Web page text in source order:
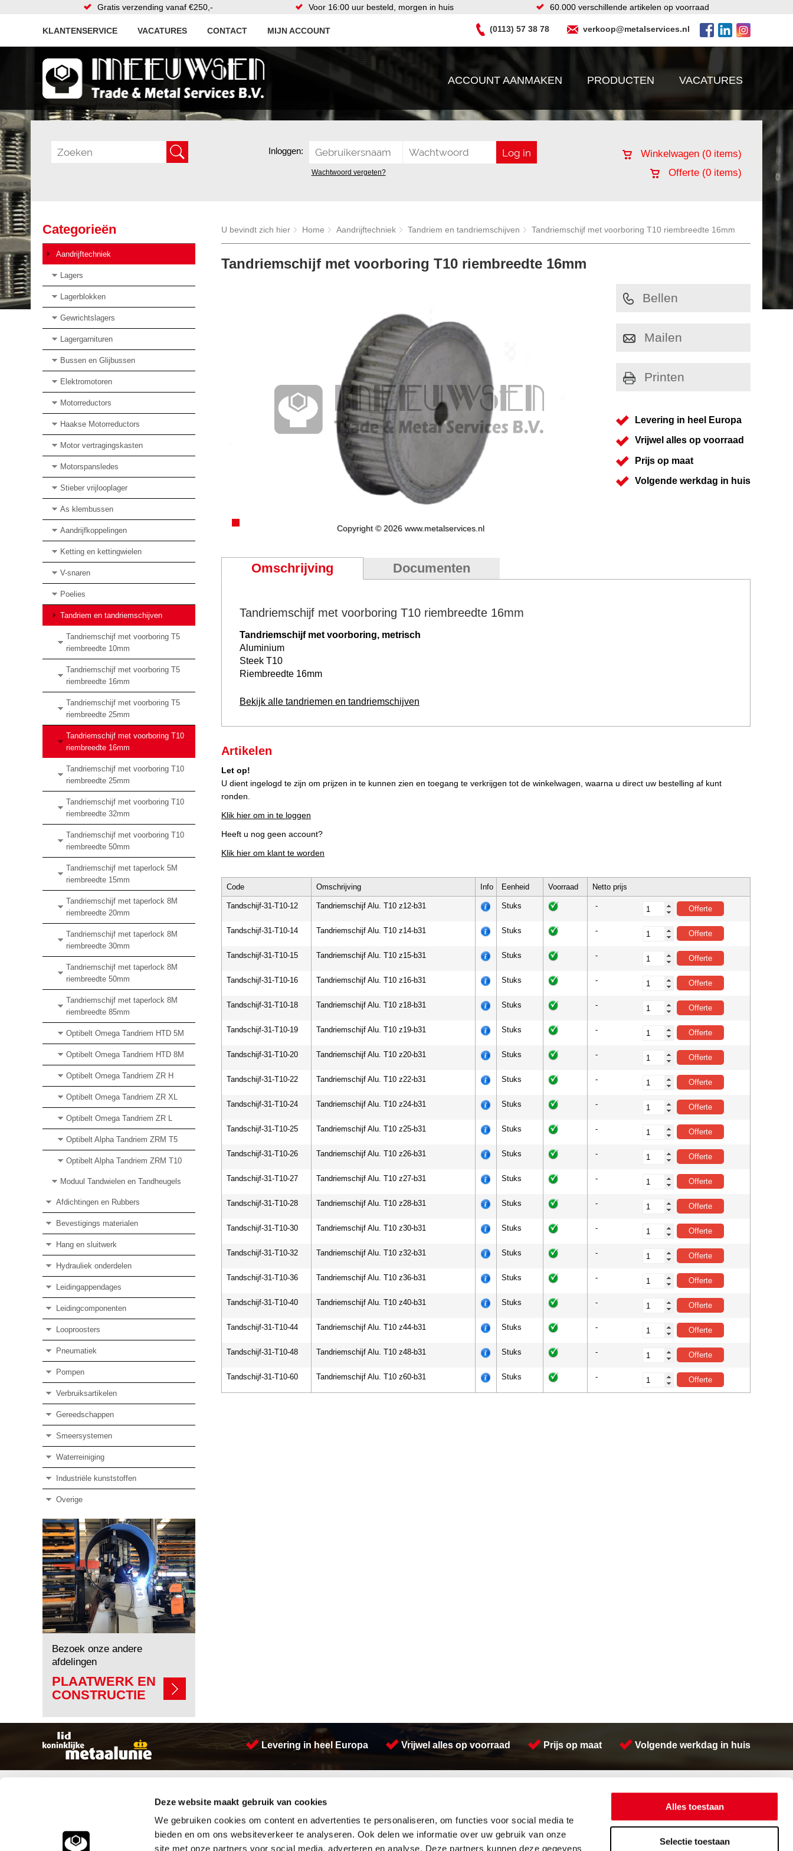
Deze website maakt gebruik van cookies
We gebruiken cookies om content en advertenties te personaliseren, om functies voor social media te
bieden en om ons websiteverkeer te analyseren. Ook delen we informatie over uw gebruik van onze
site met onze partners voor social media, adverteren en analyse. Deze partners kunnen deze gegevens
Alles toestaan
Selectie toestaan
Gratis verzending vanaf €250,- Voor 16:00 uur besteld, morgen in huis 60.000 verschillende artikelen op voorraad
KLANTENSERVICE VACATURES CONTACT MIJN ACCOUNT (0113) 57 38 78 verkoop@metalservices.nl
ACCOUNT AANMAKEN PRODUCTEN VACATURES
Inloggen:
Wachtwoord vergeten?
Winkelwagen (0 items)
Offerte (0 items)
Categorieën
Aandrijftechniek
Lagers
Lagerblokken
Gewrichtslagers
Lagergarnituren
Bussen en Glijbussen
Elektromotoren
Motorreductors
Haakse Motorreductors
Motor vertragingskasten
Motorspansledes
Stieber vrijlooplager
As klembussen
Aandrijfkoppelingen
Ketting en kettingwielen
V-snaren
Poelies
Tandriem en tandriemschijven
Tandriemschijf met voorboring T5
riembreedte 10mm
Tandriemschijf met voorboring T5
riembreedte 16mm
Tandriemschijf met voorboring T5
riembreedte 25mm
Tandriemschijf met voorboring T10
riembreedte 16mm
Tandriemschijf met voorboring T10
riembreedte 25mm
Tandriemschijf met voorboring T10
riembreedte 32mm
Tandriemschijf met voorboring T10
riembreedte 50mm
Tandriemschijf met taperlock 5M
riembreedte 15mm
Tandriemschijf met taperlock 8M
riembreedte 20mm
Tandriemschijf met taperlock 8M
riembreedte 30mm
Tandriemschijf met taperlock 8M
riembreedte 50mm
Tandriemschijf met taperlock 8M
riembreedte 85mm
Optibelt Omega Tandriem HTD 5M
Optibelt Omega Tandriem HTD 8M
Optibelt Omega Tandriem ZR H
Optibelt Omega Tandriem ZR XL
Optibelt Omega Tandriem ZR L
Optibelt Alpha Tandriem ZRM T5
Optibelt Alpha Tandriem ZRM T10
Moduul Tandwielen en Tandheugels
Afdichtingen en Rubbers
Bevestigings materialen
Hang en sluitwerk
Hydrauliek onderdelen
Leidingappendages
Leidingcomponenten
Looproosters
Pneumatiek
Pompen
Verbruiksartikelen
Gereedschappen
Smeersystemen
Waterreiniging
Industriële kunststoffen
Overige
Bezoek onze andere
afdelingen
PLAATWERK EN
CONSTRUCTIE
U bevindt zich hier Home Aandrijftechniek Tandriem en tandriemschijven Tandriemschijf met voorboring T10 riembreedte 16mm
Tandriemschijf met voorboring T10 riembreedte 16mm
Copyright © 2026 www.metalservices.nl
Bellen
Mailen
Printen
Levering in heel Europa
Vrijwel alles op voorraad
Prijs op maat
Volgende werkdag in huis
Omschrijving Documenten
Tandriemschijf met voorboring T10 riembreedte 16mm
Tandriemschijf met voorboring, metrisch
Aluminium
Steek T10
Riembreedte 16mm
Bekijk alle tandriemen en tandriemschijven
Artikelen
Let op!
U dient ingelogd te zijn om prijzen in te kunnen zien en toegang te verkrijgen tot de winkelwagen, waarna u direct uw bestelling af kunt
ronden.
Klik hier om in te loggen
Heeft u nog geen account?
Klik hier om klant te worden
Code Omschrijving Info Eenheid Voorraad Netto prijs
Tandschijf-31-T10-12 Tandriemschijf Alu. T10 z12-b31 Stuks -
Tandschijf-31-T10-14 Tandriemschijf Alu. T10 z14-b31 Stuks -
Tandschijf-31-T10-15 Tandriemschijf Alu. T10 z15-b31 Stuks -
Tandschijf-31-T10-16 Tandriemschijf Alu. T10 z16-b31 Stuks -
Tandschijf-31-T10-18 Tandriemschijf Alu. T10 z18-b31 Stuks -
Tandschijf-31-T10-19 Tandriemschijf Alu. T10 z19-b31 Stuks -
Tandschijf-31-T10-20 Tandriemschijf Alu. T10 z20-b31 Stuks -
Tandschijf-31-T10-22 Tandriemschijf Alu. T10 z22-b31 Stuks -
Tandschijf-31-T10-24 Tandriemschijf Alu. T10 z24-b31 Stuks -
Tandschijf-31-T10-25 Tandriemschijf Alu. T10 z25-b31 Stuks -
Tandschijf-31-T10-26 Tandriemschijf Alu. T10 z26-b31 Stuks -
Tandschijf-31-T10-27 Tandriemschijf Alu. T10 z27-b31 Stuks -
Tandschijf-31-T10-28 Tandriemschijf Alu. T10 z28-b31 Stuks -
Tandschijf-31-T10-30 Tandriemschijf Alu. T10 z30-b31 Stuks -
Tandschijf-31-T10-32 Tandriemschijf Alu. T10 z32-b31 Stuks -
Tandschijf-31-T10-36 Tandriemschijf Alu. T10 z36-b31 Stuks -
Tandschijf-31-T10-40 Tandriemschijf Alu. T10 z40-b31 Stuks -
Tandschijf-31-T10-44 Tandriemschijf Alu. T10 z44-b31 Stuks -
Tandschijf-31-T10-48 Tandriemschijf Alu. T10 z48-b31 Stuks -
Tandschijf-31-T10-60 Tandriemschijf Alu. T10 z60-b31 Stuks -
Levering in heel Europa Vrijwel alles op voorraad Prijs op maat Volgende werkdag in huis
Klantenservice
Aandrijftechniek
Afdichtingen en Rubbers
Bevestigings materialen
Hang en sluitwerk
Hydrauliek onderdelen
Leidingcomponenten
Looproosters
Watersnijden
Voorraad platen
Walsen
Meeuwsen Trade & Metal Services B.V.
Telefoon:
(0113) 57 38 78